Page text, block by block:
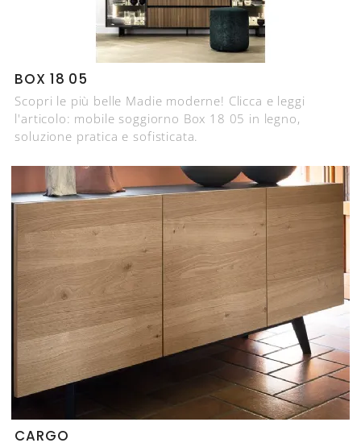
BOX 18 05
Scopri le più belle Madie moderne! Clicca e leggi
l'articolo: mobile soggiorno Box 18 05 in legno,
soluzione pratica e sofisticata.
CARGO